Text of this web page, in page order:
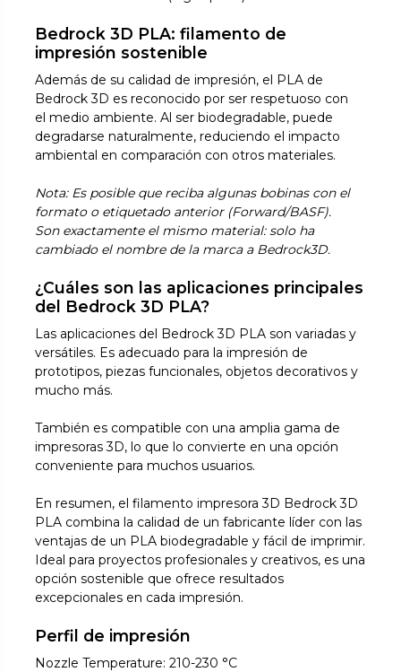
Bedrock 3D PLA: filamento de
impresión sostenible
Además de su calidad de impresión, el PLA de
Bedrock 3D es reconocido por ser respetuoso con
el medio ambiente. Al ser biodegradable, puede
degradarse naturalmente, reduciendo el impacto
ambiental en comparación con otros materiales.
Nota: Es posible que reciba algunas bobinas con el
formato o etiquetado anterior (Forward/BASF).
Son exactamente el mismo material: solo ha
cambiado el nombre de la marca a Bedrock3D.
¿Cuáles son las aplicaciones principales
del Bedrock 3D PLA?
Las aplicaciones del Bedrock 3D PLA son variadas y
versátiles. Es adecuado para la impresión de
prototipos, piezas funcionales, objetos decorativos y
mucho más.
También es compatible con una amplia gama de
impresoras 3D, lo que lo convierte en una opción
conveniente para muchos usuarios.
En resumen, el filamento impresora 3D Bedrock 3D
PLA combina la calidad de un fabricante líder con las
ventajas de un PLA biodegradable y fácil de imprimir.
Ideal para proyectos profesionales y creativos, es una
opción sostenible que ofrece resultados
excepcionales en cada impresión.
Perfil de impresión
Nozzle Temperature: 210-230 °C